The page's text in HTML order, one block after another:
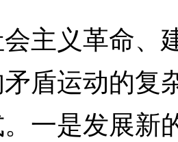
义革命、
盾运动的复
一是发展新